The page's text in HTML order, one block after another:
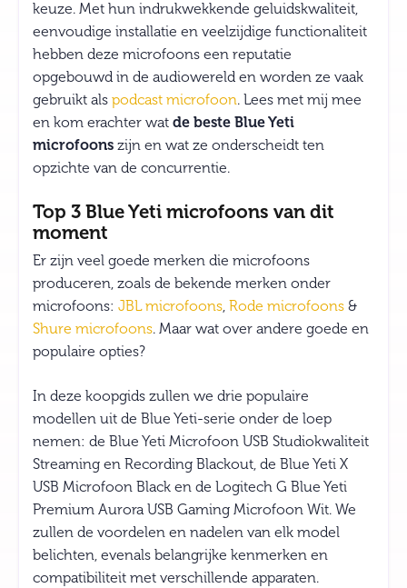
keuze. Met hun indrukwekkende geluidskwaliteit,
eenvoudige installatie en veelzijdige functionaliteit
hebben deze microfoons een reputatie
opgebouwd in de audiowereld en worden ze vaak
gebruikt als podcast microfoon. Lees met mij mee
en kom erachter wat de beste Blue Yeti
microfoons zijn en wat ze onderscheidt ten
opzichte van de concurrentie.
Top 3 Blue Yeti microfoons van dit
moment
Er zijn veel goede merken die microfoons
produceren, zoals de bekende merken onder
microfoons: JBL microfoons, Rode microfoons &
Shure microfoons. Maar wat over andere goede en
populaire opties?
In deze koopgids zullen we drie populaire
modellen uit de Blue Yeti-serie onder de loep
nemen: de Blue Yeti Microfoon USB Studiokwaliteit
Streaming en Recording Blackout, de Blue Yeti X
USB Microfoon Black en de Logitech G Blue Yeti
Premium Aurora USB Gaming Microfoon Wit. We
zullen de voordelen en nadelen van elk model
belichten, evenals belangrijke kenmerken en
compatibiliteit met verschillende apparaten.